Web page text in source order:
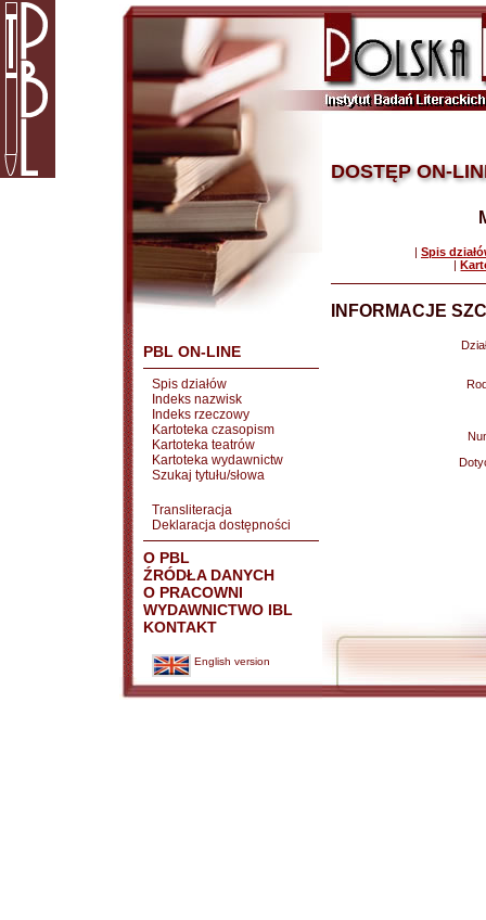
PBL ON-LINE
Spis działów
Indeks nazwisk
Indeks rzeczowy
Kartoteka czasopism
Kartoteka teatrów
Kartoteka wydawnictw
Szukaj tytułu/słowa
Transliteracja
Deklaracja dostępności
O PBL
ŹRÓDŁA DANYCH
O PRACOWNI
WYDAWNICTWO IBL
KONTAKT
English version
DOSTĘP ON-
| Spis
|
INFORMACJE